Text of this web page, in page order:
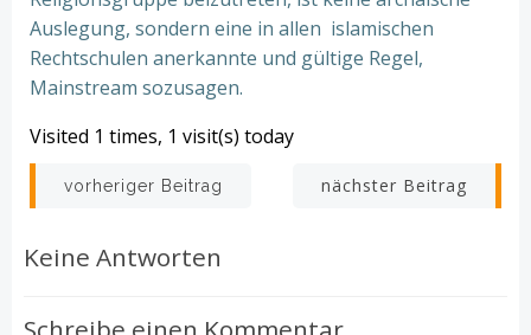
Auslegung, sondern eine in allen islamischen
Rechtschulen anerkannte und gültige Regel,
Mainstream sozusagen.
Visited 1 times, 1 visit(s) today
Beitrags-
Navigation
vorheriger Beitrag
Beitrags-
nächster Beitrag
Keine Antworten